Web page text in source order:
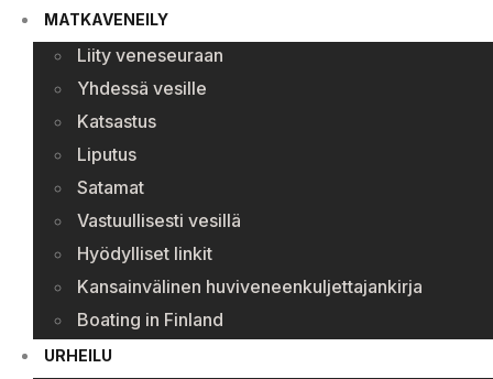
MATKAVENEILY
Liity veneseuraan
Yhdessä vesille
Katsastus
Liputus
Satamat
Vastuullisesti vesillä
Hyödylliset linkit
Kansainvälinen huviveneenkuljettajankirja
Boating in Finland
URHEILU